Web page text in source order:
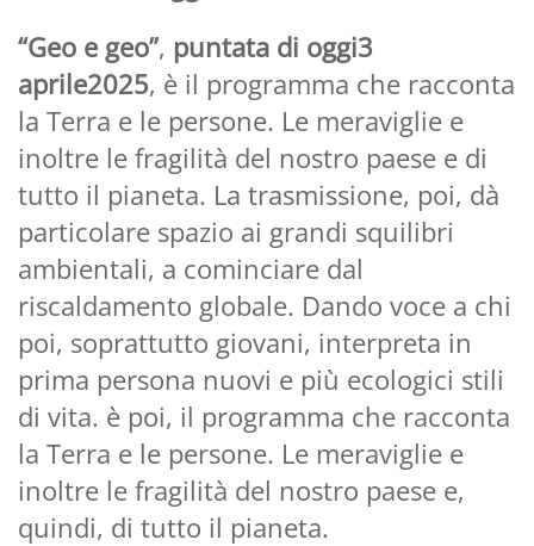
“Geo e geo”, puntata di oggi3
aprile2025, è il programma che racconta
la Terra e le persone. Le meraviglie e
inoltre le fragilità del nostro paese e di
tutto il pianeta. La trasmissione, poi, dà
particolare spazio ai grandi squilibri
ambientali, a cominciare dal
riscaldamento globale. Dando voce a chi
poi, soprattutto giovani, interpreta in
prima persona nuovi e più ecologici stili
di vita. è poi, il programma che racconta
la Terra e le persone. Le meraviglie e
inoltre le fragilità del nostro paese e,
quindi, di tutto il pianeta.